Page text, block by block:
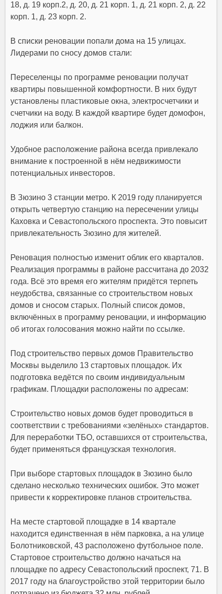
18, д. 19 корп.2, д. 20, д. 21 корп. 1, д. 21 корп. 2, д. 22
корп. 1, д. 23 корп. 2.
В списки реновации попали дома на 15 улицах.
Лидерами по сносу домов стали:
Переселенцы по программе реновации получат
квартиры повышенной комфортности. В них будут
установлены пластиковые окна, электросчетчики и
счетчики на воду. В каждой квартире будет домофон,
лоджия или балкон.
Удобное расположение района всегда привлекало
внимание к построенной в нём недвижимости
потенциальных инвесторов.
В Зюзино 3 станции метро. К 2019 году планируется
открыть четвертую станцию на пересечении улицы
Каховка и Севастопольского проспекта. Это повысит
привлекательность Зюзино для жителей.
Реновация полностью изменит облик его кварталов.
Реализация программы в районе рассчитана до 2032
года. Всё это время его жителям придётся терпеть
неудобства, связанные со строительством новых
домов и сносом старых. Полный список домов,
включённых в программу реновации, и информацию
об итогах голосования можно найти по ссылке.
Под строительство первых домов Правительство
Москвы выделило 13 стартовых площадок. Их
подготовка ведётся по своим индивидуальным
графикам. Площадки расположены по адресам:
Строительство новых домов будет проводиться в
соответствии с требованиями «зелёных» стандартов.
Для переработки ТБО, оставшихся от строительства,
будет применяться французская технология.
При выборе стартовых площадок в Зюзино было
сделано несколько технических ошибок. Это может
привести к корректировке планов строительства.
На месте стартовой площадке в 14 квартале
находится единственная в нём парковка, а на улице
Болотниковской, 43 расположено футбольное поле.
Стартовое строительство должно начаться на
площадке по адресу Севастопольский проспект, 71. В
2017 году на благоустройство этой территории было